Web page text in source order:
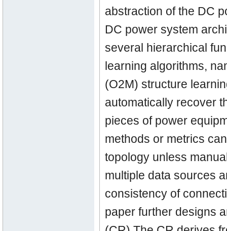
abstraction of the DC
DC power system
several hierarchical
learning algorithms,
(O2M) structure
automatically recover
pieces of power
methods or metrics
topology unless
multiple data sources
consistency of
paper further designs